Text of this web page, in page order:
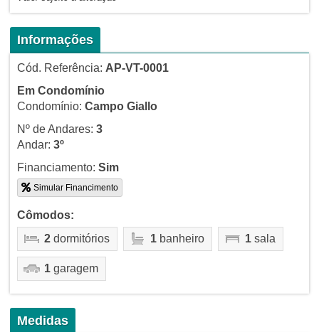
Informações
Cód. Referência: AP-VT-0001
Em Condomínio
Condomínio: Campo Giallo
Nº de Andares: 3
Andar: 3º
Financiamento: Sim
Simular Financimento
Cômodos:
2dormitórios 1banheiro 1sala
1garagem
Medidas